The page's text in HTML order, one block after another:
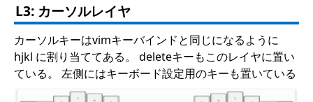
L3: カーソルレイヤ
カーソルキーはvimキーバインドと同じになるように
hjkl に割り当ててある。 deleteキーもこのレイヤに置い
ている。 左側にはキーボード設定用のキーも置いている